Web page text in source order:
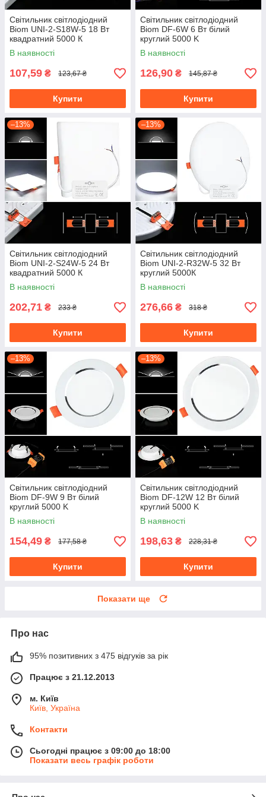
Світильник світлодіодний
Biom UNI-2-S18W-5 18 Вт
квадратний 5000 К
В наявності
107,59 ₴ 123,67 ₴
Купити
Світильник світлодіодний
Biom DF-6W 6 Вт білий
круглий 5000 K
В наявності
126,90 ₴ 145,87 ₴
Купити
–13%
Світильник світлодіодний
Biom UNI-2-S24W-5 24 Вт
квадратний 5000 К
В наявності
202,71 ₴ 233 ₴
Купити
–13%
Світильник світлодіодний
Biom UNI-2-R32W-5 32 Вт
круглий 5000К
В наявності
276,66 ₴ 318 ₴
Купити
–13%
Світильник світлодіодний
Biom DF-9W 9 Вт білий
круглий 5000 K
В наявності
154,49 ₴ 177,58 ₴
Купити
–13%
Світильник світлодіодний
Biom DF-12W 12 Вт білий
круглий 5000 K
В наявності
198,63 ₴ 228,31 ₴
Купити
Показати ще
Про нас
95% позитивних з 475 відгуків за рік
Працює з 21.12.2013
м. Київ
Київ, Україна
Контакти
Сьогодні працює з 09:00 до 18:00
Показати весь графік роботи